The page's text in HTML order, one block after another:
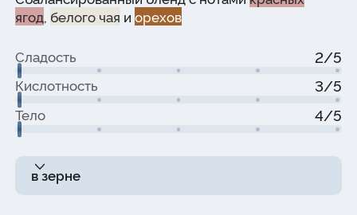
ягод, белого чая иорехов
Сладость 2/5
Кислотность 3/5
Тело 4/5
в зерне